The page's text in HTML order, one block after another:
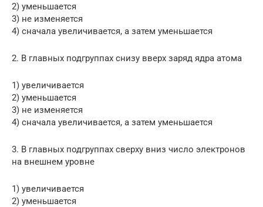
2) уменьшается
3) не изменяется
4) сначала увеличивается, а затем уменьшается
2. В главных подгруппах снизу вверх заряд ядра атома
1) увеличивается
2) уменьшается
3) не изменяется
4) сначала увеличивается, а затем уменьшается
3. В главных подгруппах сверху вниз число электронов
на внешнем уровне
1) увеличивается
2) уменьшается